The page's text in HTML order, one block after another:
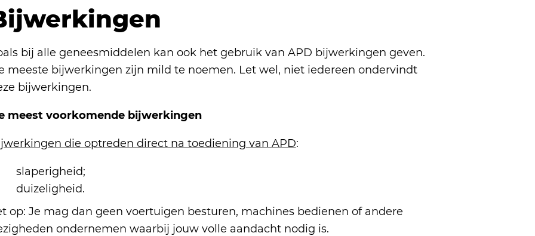
bij alle geneesmiddelen kan ook het gebruik van APD bijwerkingen geven.
meeste bijwerkingen zijn mild te noemen. Let wel, niet iedereen ondervindt
bijwerkingen.
meest voorkomende bijwerkingen
die optreden direct na toediening van APD:
slaperigheid;
duizeligheid.
op: Je mag dan geen voertuigen besturen, machines bedienen of andere
ondernemen waarbij jouw volle aandacht nodig is.